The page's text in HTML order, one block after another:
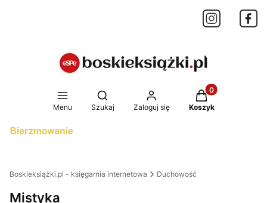
Menu
Otwórz wyszukiwarkę
Szukaj Zaloguj się
Produkty w
Koszyk
Boskieksiążki.pl - księgarnia internetowa Duchowość
Mistyka